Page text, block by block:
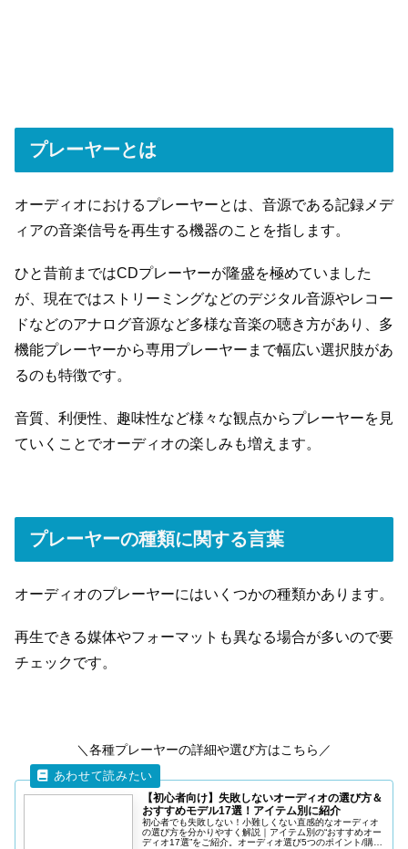
プレーヤーとは
オーディオにおけるプレーヤーとは、音源である記録メデ
ィアの音楽信号を再生する機器のことを指します。
ひと昔前まではCDプレーヤーが隆盛を極めていました
が、現在ではストリーミングなどのデジタル音源やレコー
ドなどのアナログ音源など多様な音楽の聴き方があり、多
機能プレーヤーから専用プレーヤーまで幅広い選択肢があ
るのも特徴です。
音質、利便性、趣味性など様々な観点からプレーヤーを見
ていくことでオーディオの楽しみも増えます。
プレーヤーの種類に関する言葉
オーディオのプレーヤーにはいくつかの種類かあります。
再生できる媒体やフォーマットも異なる場合が多いので要
チェックです。
＼各種プレーヤーの詳細や選び方はこちら／
【初心者向け】失敗しないオーディオの選び方＆
おすすめモデル17選！アイテム別に紹介
初心者でも失敗しない！小難しくない直感的なオーディオ
の選び方を分かりやすく解説｜アイテム別の“おすすめオー
ディオ17選”をご紹介。オーディオ選び5つのポイント/購入